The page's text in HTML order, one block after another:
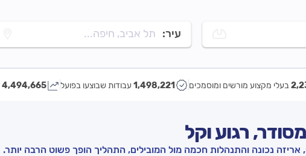
עיר: תל אביב, חיפה...
בעלי מקצוע מורשים ומוסמכים 1,498,221 עבודות שבוצעו בפועל 4,494,665
רגוע וקל
נכונה והתנהלות חכמה מול המובילים, התהליך הופך פשוט הרבה יותר.